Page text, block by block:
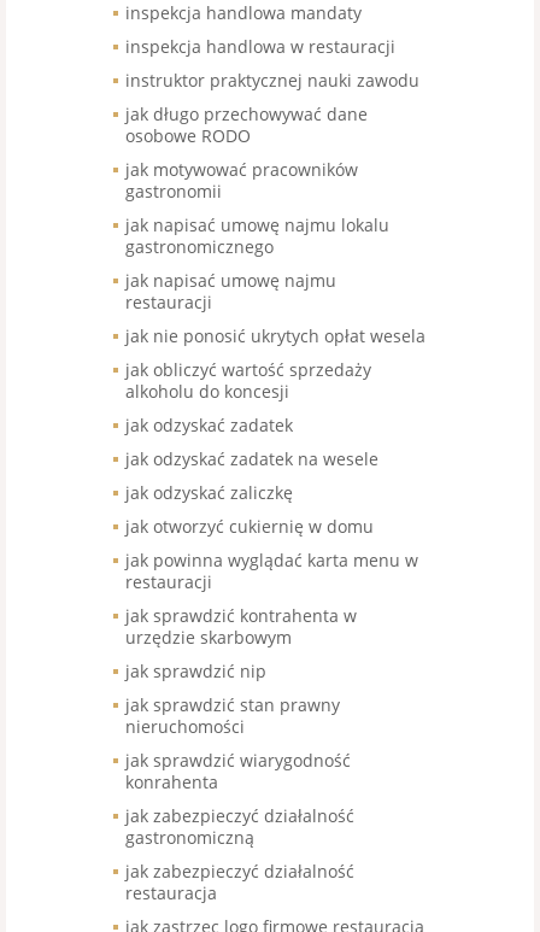
inspekcja handlowa mandaty
inspekcja handlowa w restauracji
instruktor praktycznej nauki zawodu
jak długo przechowywać dane
osobowe RODO
jak motywować pracowników
gastronomii
jak napisać umowę najmu lokalu
gastronomicznego
jak napisać umowę najmu
restauracji
jak nie ponosić ukrytych opłat wesela
jak obliczyć wartość sprzedaży
alkoholu do koncesji
jak odzyskać zadatek
jak odzyskać zadatek na wesele
jak odzyskać zaliczkę
jak otworzyć cukiernię w domu
jak powinna wyglądać karta menu w
restauracji
jak sprawdzić kontrahenta w
urzędzie skarbowym
jak sprawdzić nip
jak sprawdzić stan prawny
nieruchomości
jak sprawdzić wiarygodność
konrahenta
jak zabezpieczyć działalność
gastronomiczną
jak zabezpieczyć działalność
restauracja
jak zastrzec logo firmowe restauracja